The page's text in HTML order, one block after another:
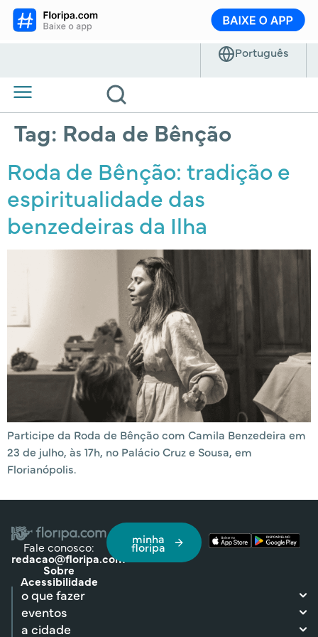
Tag: Roda de Bênção
Roda de Bênção: tradição e
espiritualidade das
benzedeiras da Ilha
Participe da Roda de Bênção com Camila Benzedeira em
23 de julho, às 17h, no Palácio Cruz e Sousa, em
Florianópolis.
Fale conosco:
redacao@floripa.com
Sobre
Acessibilidade
minha
floripa
o que fazer
eventos
a cidade